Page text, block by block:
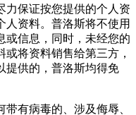
力保证按您提供的个人资
人资料。普洛斯将不使用
或信息，同时，未经您的
将资料销售给第三方，
提供的，普洛斯均得免
有病毒的、涉及侮辱、